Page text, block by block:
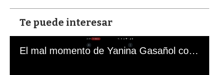
Te puede interesar
El mal momento de Yanina Gasañol con un hincha argentino en "Subrayado"